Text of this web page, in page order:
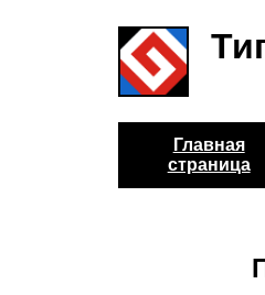
Главная
страница